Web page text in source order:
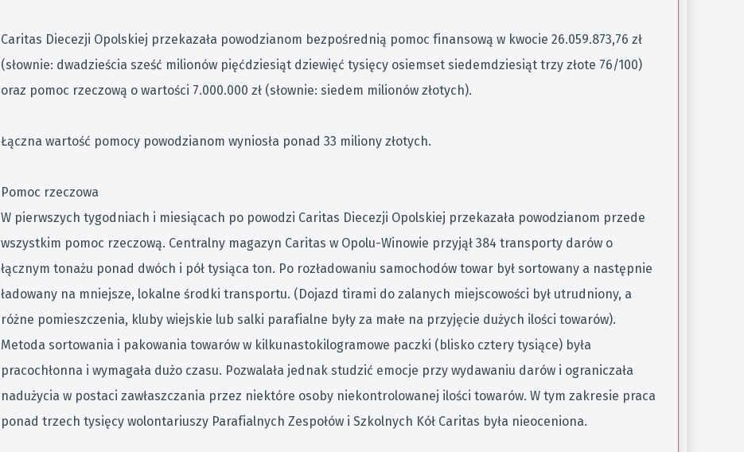
Caritas Diecezji Opolskiej przekazała powodzianom bezpośrednią pomoc finansową w kwocie 26.059.873,76 zł
(słownie: dwadzieścia sześć milionów pięćdziesiąt dziewięć tysięcy osiemset siedemdziesiąt trzy złote 76/100)
oraz pomoc rzeczową o wartości 7.000.000 zł (słownie: siedem milionów złotych).
Łączna wartość pomocy powodzianom wyniosła ponad 33 miliony złotych.
Pomoc rzeczowa
W pierwszych tygodniach i miesiącach po powodzi Caritas Diecezji Opolskiej przekazała powodzianom przede
wszystkim pomoc rzeczową. Centralny magazyn Caritas w Opolu-Winowie przyjął 384 transporty darów o
łącznym tonażu ponad dwóch i pół tysiąca ton. Po rozładowaniu samochodów towar był sortowany a następnie
ładowany na mniejsze, lokalne środki transportu. (Dojazd tirami do zalanych miejscowości był utrudniony, a
różne pomieszczenia, kluby wiejskie lub salki parafialne były za małe na przyjęcie dużych ilości towarów).
Metoda sortowania i pakowania towarów w kilkunastokilogramowe paczki (blisko cztery tysiące) była
pracochłonna i wymagała dużo czasu. Pozwalała jednak studzić emocje przy wydawaniu darów i ograniczała
nadużycia w postaci zawłaszczania przez niektóre osoby niekontrolowanej ilości towarów. W tym zakresie praca
ponad trzech tysięcy wolontariuszy Parafialnych Zespołów i Szkolnych Kół Caritas była nieoceniona.